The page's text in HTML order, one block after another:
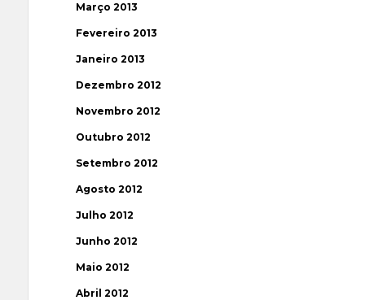
Março 2013
Fevereiro 2013
Janeiro 2013
Dezembro 2012
Novembro 2012
Outubro 2012
Setembro 2012
Agosto 2012
Julho 2012
Junho 2012
Maio 2012
Abril 2012